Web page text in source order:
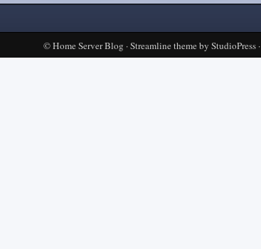
©Home Server Blog ·Streamline themeby StudioPress·